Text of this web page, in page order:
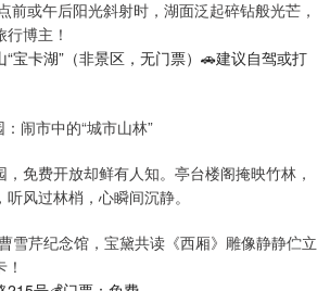
前或午后阳光斜射时，湖面泛起碎钻般光芒，
博主！
“宝卡湖”（非景区，无门票）🚗建议自驾或打
闹市中的“城市山林”
免费开放却鲜有人知。亭台楼阁掩映竹林，
风过林梢，心瞬间沉静。
雪芹纪念馆，宝黛共读《西厢》雕像静静伫立